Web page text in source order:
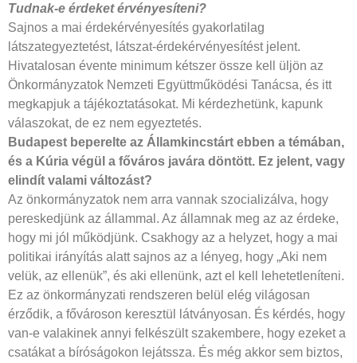
Tudnak-e érdeket érvényesíteni?
Sajnos a mai érdekérvényesítés gyakorlatilag
látszategyeztetést, látszat-érdekérvényesítést jelent.
Hivatalosan évente minimum kétszer össze kell üljön az
Önkormányzatok Nemzeti Együttműködési Tanácsa, és itt
megkapjuk a tájékoztatásokat. Mi kérdezhetünk, kapunk
válaszokat, de ez nem egyeztetés.
Budapest beperelte az Államkincstárt ebben a témában,
és a Kúria végül a főváros javára döntött. Ez jelent, vagy
elindít valami változást?
Az önkormányzatok nem arra vannak szocializálva, hogy
pereskedjünk az állammal. Az államnak meg az az érdeke,
hogy mi jól működjünk. Csakhogy az a helyzet, hogy a mai
politikai irányítás alatt sajnos az a lényeg, hogy „Aki nem
velük, az ellenük”, és aki ellenünk, azt el kell lehetetleníteni.
Ez az önkormányzati rendszeren belül elég világosan
érződik, a fővároson keresztül látványosan. És kérdés, hogy
van-e valakinek annyi felkészült szakembere, hogy ezeket a
csatákat a bíróságokon lejátssza. És még akkor sem biztos,